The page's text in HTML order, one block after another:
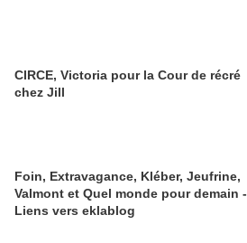
CIRCE, Victoria pour la Cour de récré
chez Jill
Foin, Extravagance, Kléber, Jeufrine,
Valmont et Quel monde pour demain -
Liens vers eklablog